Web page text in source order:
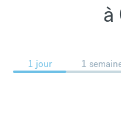
à
1 jour 1